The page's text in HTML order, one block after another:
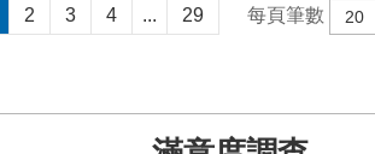
2 3 4 ... 29 每頁筆數